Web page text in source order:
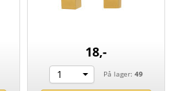
18,-
1 På lager: 49